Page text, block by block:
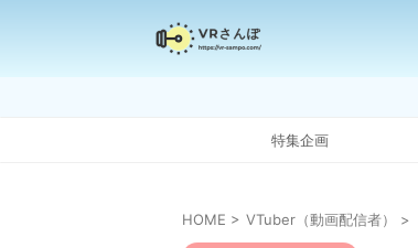
特集企画
HOME > VTuber（動画配信者） >